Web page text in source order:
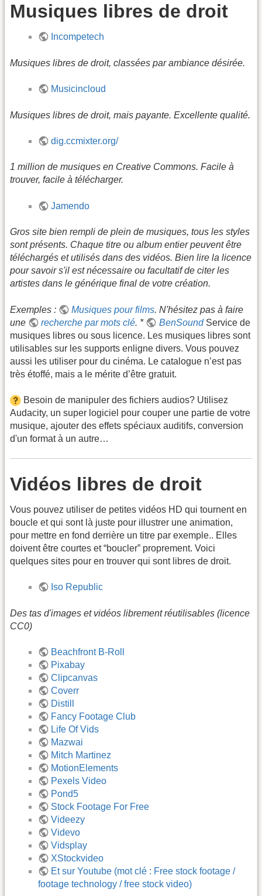
Musiques libres de droit
Incompetech
Musiques libres de droit, classées par ambiance désirée.
Musicincloud
Musiques libres de droit, mais payante. Excellente qualité.
dig.ccmixter.org/
1 million de musiques en Creative Commons. Facile à
trouver, facile à télécharger.
Jamendo
Gros site bien rempli de plein de musiques, tous les styles
sont présents. Chaque titre ou album entier peuvent être
téléchargés et utilisés dans des vidéos. Bien lire la licence
pour savoir s'il est nécessaire ou facultatif de citer les
artistes dans le générique final de votre création.
Exemples : Musiques pour films. N'hésitez pas à faire
une
recherche par mots clé. * BenSound Service de
musiques libres ou sous licence. Les musiques libres sont
utilisables sur les supports enligne divers. Vous pouvez
aussi les utiliser pour du cinéma. Le catalogue n’est pas
très étoffé, mais a le mérite d’être gratuit.
Besoin de manipuler des fichiers audios? Utilisez
Audacity, un super logiciel pour couper une partie de votre
musique, ajouter des effets spéciaux auditifs, conversion
d'un format à un autre…
Vidéos libres de droit
Vous pouvez utiliser de petites vidéos HD qui tournent en
boucle et qui sont là juste pour illustrer une animation,
pour mettre en fond derrière un titre par exemple.. Elles
doivent être courtes et “boucler” proprement. Voici
quelques sites pour en trouver qui sont libres de droit.
Iso Republic
Des tas d'images et vidéos librement réutilisables (licence
CC0)
Beachfront B-Roll
Pixabay
Clipcanvas
Coverr
Distill
Fancy Footage Club
Life Of Vids
Mazwai
Mitch Martinez
MotionElements
Pexels Video
Pond5
Stock Footage For Free
Videezy
Videvo
Vidsplay
XStockvideo
Et sur Youtube (mot clé : Free stock footage /
footage technology / free stock video)